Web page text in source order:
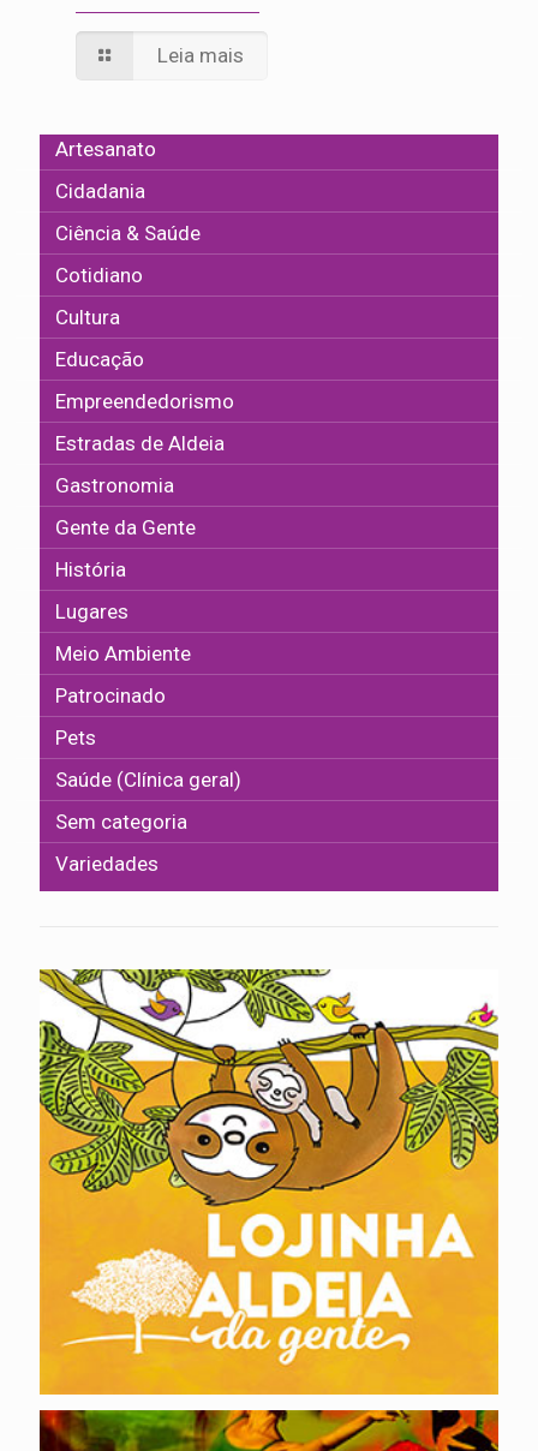
Leia mais
Artesanato
Cidadania
Ciência & Saúde
Cotidiano
Cultura
Educação
Empreendedorismo
Estradas de Aldeia
Gastronomia
Gente da Gente
História
Lugares
Meio Ambiente
Patrocinado
Pets
Saúde (Clínica geral)
Sem categoria
Variedades